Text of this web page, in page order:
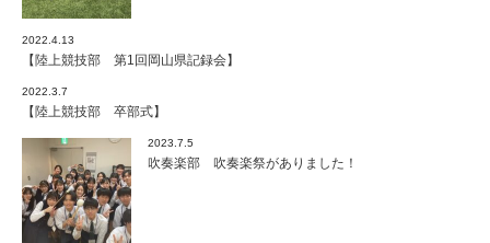
2022.4.13
【陸上競技部 第1回岡山県記録会】
2022.3.7
【陸上競技部 卒部式】
2023.7.5
吹奏楽部 吹奏楽祭がありました！